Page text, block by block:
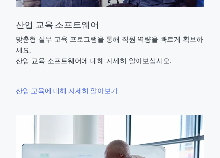
산업 교육 소프트웨어
맞춤형 실무 교육 프로그램을 통해 직원 역량을 빠르게 확보하
세요.
산업 교육 소프트웨어에 대해 자세히 알아보십시오.
산업 교육에 대해 자세히 알아보기